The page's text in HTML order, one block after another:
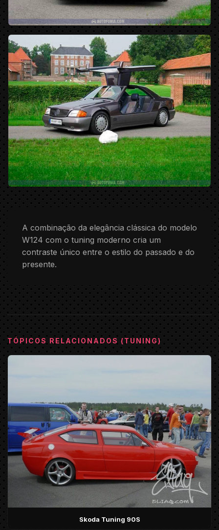
A combinação da elegância clássica do modelo
W124 com o tuning moderno cria um
contraste único entre o estilo do passado e do
presente.
TÓPICOS RELACIONADOS (TUNING)
Skoda Tuning 90S